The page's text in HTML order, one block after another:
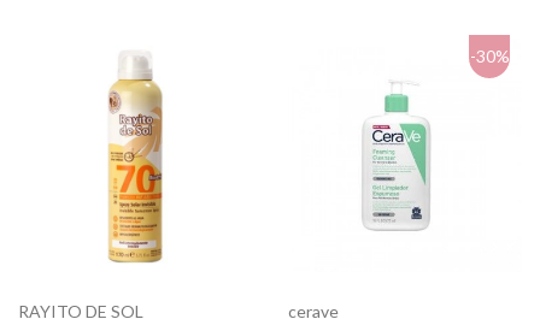
RAYITO DE SOL
-30%
cerave